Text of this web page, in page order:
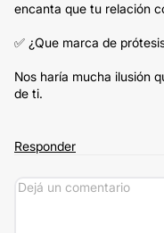
encanta que tu relación
✅ ¿Que marca de
Nos haría mucha ilusión
de ti.
Responder